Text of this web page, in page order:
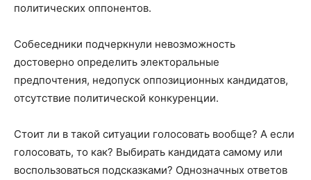
политических оппонентов.
Собеседники подчеркнули невозможность
достоверно определить электоральные
предпочтения, недопуск оппозиционных кандидатов,
отсутствие политической конкуренции.
Стоит ли в такой ситуации голосовать вообще? А если
голосовать, то как? Выбирать кандидата самому или
воспользоваться подсказками? Однозначных ответов